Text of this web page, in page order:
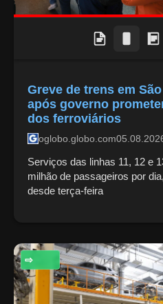
Greve de trens em
após governo
dos ferroviários
oglobo.globo.com
Serviços das linhas 11, 12 e
milhão de passageiros por
desde terça-feira
ECONOMIA